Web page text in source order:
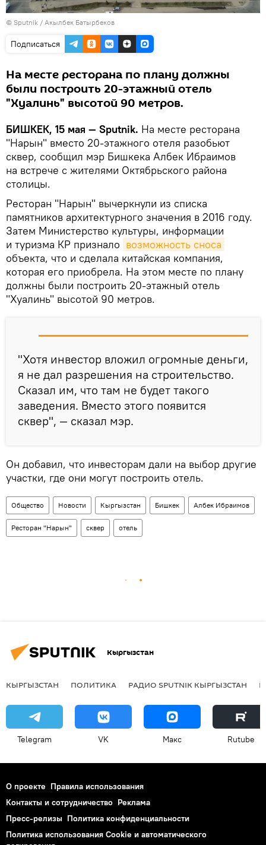
© Sputnik / Акылбек Батырбеков
Подписаться
На месте ресторана по плану должны
были построить 20-этажный отель
"Хуалинь" высотой 90 метров.
БИШКЕК, 15 мая — Sputnik. На месте ресторана
"Нарын" вместо 20-этажного отеля разобьют
сквер, сообщил мэр Бишкека Албек Ибраимов
на встрече с жителями Октябрьского района
столицы.
Ресторан "Нарын" вычеркнули из списка
памятников архитектурного значения в 2016 году.
Затем Министерство культуры, информации
и туризма КР признало возможность сноса
объекта, что и сделала китайская компания,
которая его приобрела. На этом месте по плану
должны были построить 20-этажный отель
"Хуалинь" высотой 90 метров.
"Хотя инвестор вложил огромные деньги,
я не дал разрешения на строительство.
Сказал им, что там не будет такого
заведения. Вместо этого появится
сквер", — сказал мэр.
Он добавил, что инвесторам дали на выбор другие
участки, где они могут построить отель.
Общество Новости Кыргызстан Бишкек Албек Ибраимов
Ресторан "Нарын" сквер отель
Кыргызстан
КЫРГЫЗСТАН ПОЛИТИКА РАДИО SPUTNIK КЫРГЫЗСТАН
Telegram VK Макс Rutube
О проекте Правила использования
Контакты и сотрудничество Реклама
Пресс-релизы Политика конфиденциальности
Политика использования Cookie и автоматического